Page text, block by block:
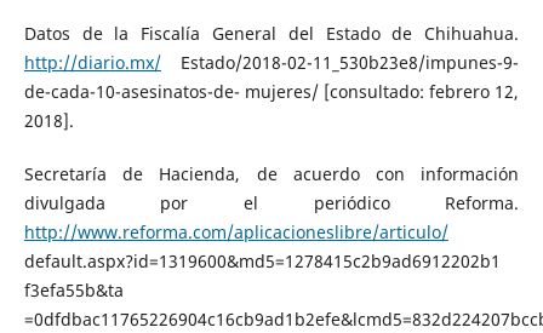
Datos de la Fiscalía General del Estado de Chihuahua.
http://diario.mx/Estado/2018-02-11_530b23e8/impunes-9-
de-cada-10-asesinatos-de- mujeres/ [consultado: febrero 12,
2018].
Secretaría de Hacienda, de acuerdo con información
divulgada por el periódico Reforma.
http://www.reforma.com/aplicacioneslibre/articulo/
default.aspx?id=1319600&md5=1278415c2b9ad6912202b1
f3efa55b&ta